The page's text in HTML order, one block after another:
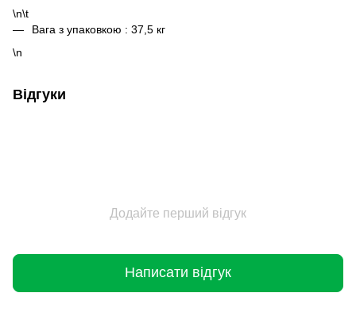
\n\t
Вага з упаковкою : 37,5 кг
\n
Відгуки
Додайте перший відгук
Написати відгук